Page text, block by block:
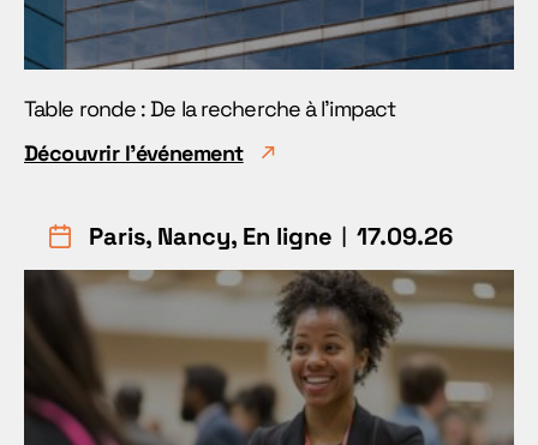
Table ronde : De la recherche à l'impact
Découvrir l'événement
Paris, Nancy, En ligne ︱17.09.26